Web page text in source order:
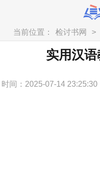
当前位置： 检讨书网 >
实用汉
时间：2025-07-14 23:25:30